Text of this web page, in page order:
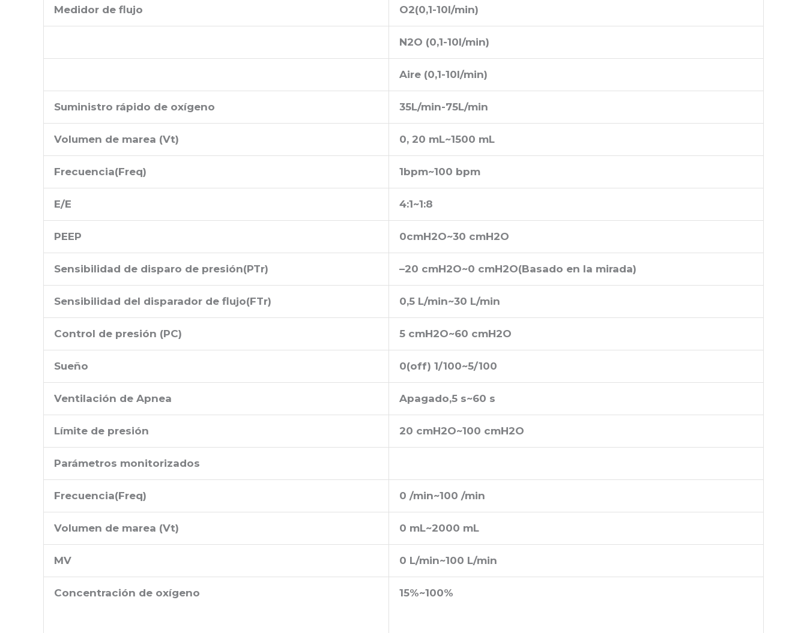
Medidor de flujo O2(0,1-10l/min)
N2O (0,1-10l/min)
Aire (0,1-10l/min)
Suministro rápido de oxígeno 35L/min-75L/min
Volumen de marea (Vt) 0, 20 mL~1500 mL
Frecuencia(Freq) 1bpm~100 bpm
E/E 4:1~1:8
PEEP 0cmH2O~30 cmH2O
Sensibilidad de disparo de presión(PTr) –20 cmH2O~0 cmH2O(Basado en la mirada)
Sensibilidad del disparador de flujo(FTr) 0,5 L/min~30 L/min
Control de presión (PC) 5 cmH2O~60 cmH2O
Sueño 0(off) 1/100~5/100
Ventilación de Apnea Apagado,5 s~60 s
Límite de presión 20 cmH2O~100 cmH2O
Parámetros monitorizados
Frecuencia(Freq) 0 /min~100 /min
Volumen de marea (Vt) 0 mL~2000 mL
MV 0 L/min~100 L/min
Concentración de oxígeno 15%~100%